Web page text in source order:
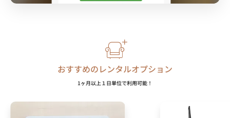
おすすめのレンタルオプション
1ヶ月以上１日単位で利用可能！